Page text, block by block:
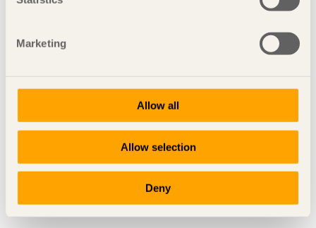
Marketing
Allow all
Allow selection
Deny
Borrande skruv med fräsvingar
För sinusprofilerade fibercementskivor i tak med